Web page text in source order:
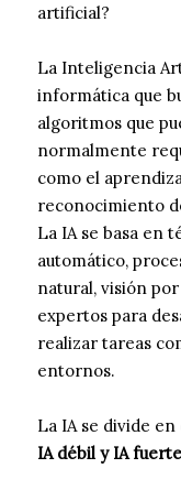
artificial?
La Inteligencia
informática que
algoritmos que
normalmente
como el
reconocimiento
La IA se basa en
automático,
natural, visión
expertos para
realizar tareas
entornos.
La IA se divide
IA débil y IA